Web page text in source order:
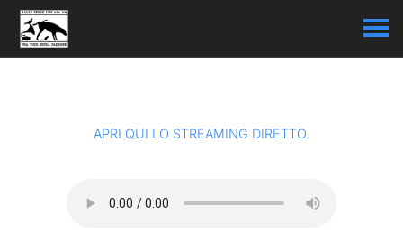
APRI QUI LO STREAMING DIRETTO.